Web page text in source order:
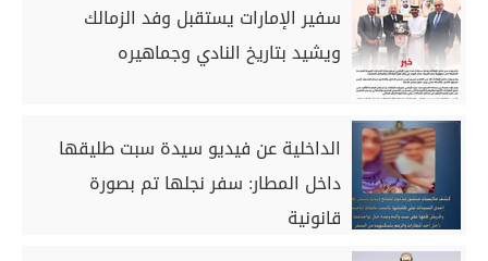
سفير الإمارات يستقبل وفد الزمالك
ويشيد بتاريخ النادي وجماهيره
الداخلية عن فيديو سيدة سبت طليقها
داخل المطار: سفر نجلها تم بصورة
قانونية